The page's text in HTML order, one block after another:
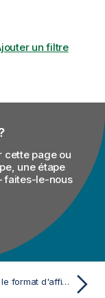
un filtre
cette page ou
une étape
faites-le-nous
Configurer le format d'affichage des informations de clés étrangères